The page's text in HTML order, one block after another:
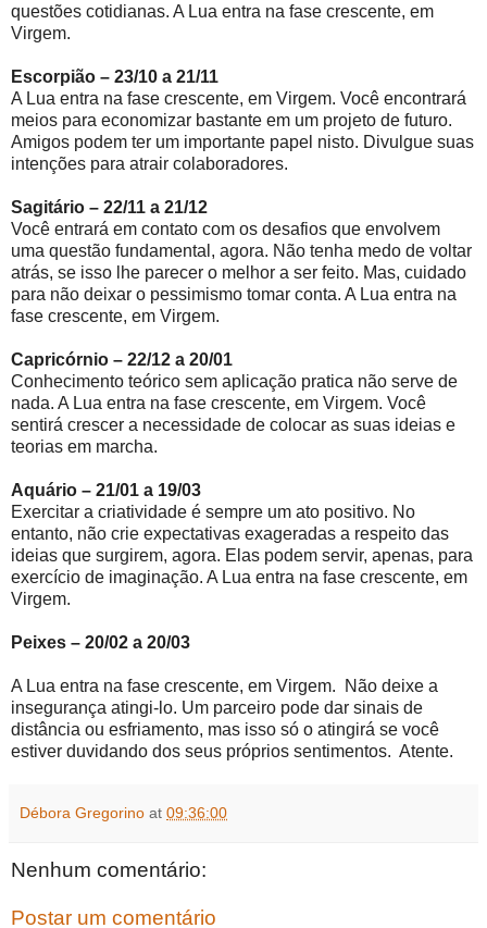
questões cotidianas. A Lua entra na fase crescente, em
Virgem.
Escorpião – 23/10 a 21/11
A Lua entra na fase crescente, em Virgem. Você encontrará
meios para economizar bastante em um projeto de futuro.
Amigos podem ter um importante papel nisto. Divulgue suas
intenções para atrair colaboradores.
Sagitário – 22/11 a 21/12
Você entrará em contato com os desafios que envolvem
uma questão fundamental, agora. Não tenha medo de voltar
atrás, se isso lhe parecer o melhor a ser feito. Mas, cuidado
para não deixar o pessimismo tomar conta. A Lua entra na
fase crescente, em Virgem.
Capricórnio – 22/12 a 20/01
Conhecimento teórico sem aplicação pratica não serve de
nada. A Lua entra na fase crescente, em Virgem. Você
sentirá crescer a necessidade de colocar as suas ideias e
teorias em marcha.
Aquário – 21/01 a 19/03
Exercitar a criatividade é sempre um ato positivo. No
entanto, não crie expectativas exageradas a respeito das
ideias que surgirem, agora. Elas podem servir, apenas, para
exercício de imaginação. A Lua entra na fase crescente, em
Virgem.
Peixes – 20/02 a 20/03
A Lua entra na fase crescente, em Virgem. Não deixe a
insegurança atingi-lo. Um parceiro pode dar sinais de
distância ou esfriamento, mas isso só o atingirá se você
estiver duvidando dos seus próprios sentimentos. Atente.
Débora Gregorino at 09:36:00
Nenhum comentário:
Postar um comentário